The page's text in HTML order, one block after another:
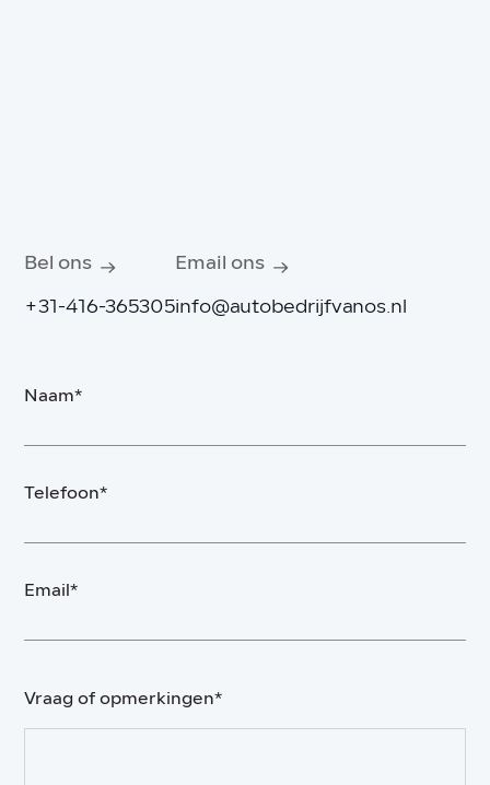
Bel ons
+31-416-365305
Email ons
info@autobedrijfvanos.nl
Naam*
Telefoon*
Email*
Vraag of opmerkingen*